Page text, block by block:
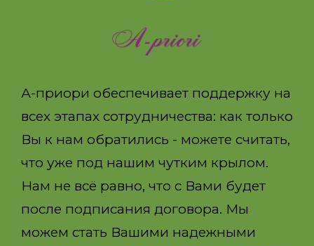
А-приори обеспечивает поддержку на
всех этапах сотрудничества: как только
Вы к нам обратились - можете считать,
что уже под нашим чутким крылом.
Нам не всё равно, что с Вами будет
после подписания договора. Мы
можем стать Вашими надежными